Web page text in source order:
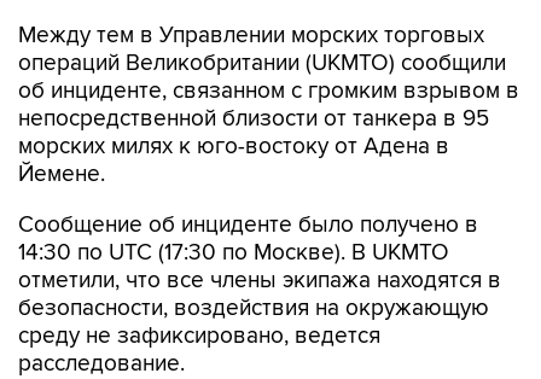
Между тем в Управлении морских торговых
операций Великобритании (UKMTO) сообщили
об инциденте, связанном с громким взрывом в
непосредственной близости от танкера в 95
морских милях к юго-востоку от Адена в
Йемене.
Сообщение об инциденте было получено в
14:30 по UTC (17:30 по Москве). В UKMTO
отметили, что все члены экипажа находятся в
безопасности, воздействия на окружающую
среду не зафиксировано, ведется
расследование.